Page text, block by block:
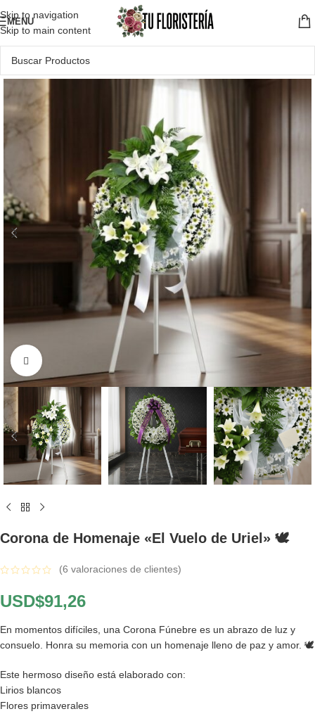
Skip to navigation
Skip to main content
MENU
Click to enlarge
Corona de Homenaje «El Vuelo de Uriel» 🕊️
(6 valoraciones de clientes)
USD$91,26
En momentos difíciles, una Corona Fúnebre es un abrazo de luz y
consuelo. Honra su memoria con un homenaje lleno de paz y amor. 🕊️
Este hermoso diseño está elaborado con:
Lirios blancos
Flores primaverales